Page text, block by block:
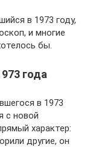
в 1973 году,
и многие
бы.
года
в 1973
с новой
характер:
другие, он